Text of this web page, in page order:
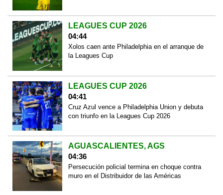
LEAGUES CUP 2026
04:44
Xolos caen ante Philadelphia en el arranque de
la Leagues Cup
LEAGUES CUP 2026
04:41
Cruz Azul vence a Philadelphia Union y debuta
con triunfo en la Leagues Cup 2026
AGUASCALIENTES, AGS
04:36
Persecución policial termina en choque contra
muro en el Distribuidor de las Américas